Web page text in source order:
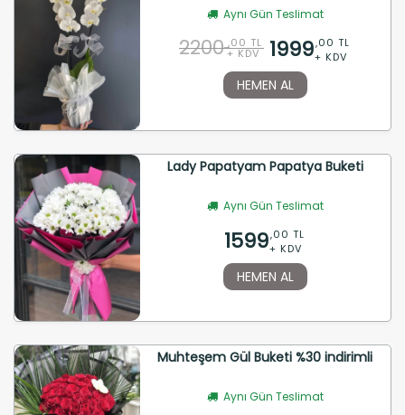
Aynı Gün Teslimat
2200 ,00 TL
+ KDV 1999,00 TL
+ KDV
HEMEN AL
Lady Papatyam Papatya Buketi
Aynı Gün Teslimat
1599,00 TL
+ KDV
HEMEN AL
Muhteşem Gül Buketi %30 indirimli
Aynı Gün Teslimat